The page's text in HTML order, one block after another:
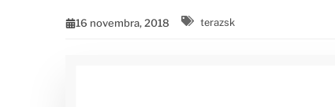
16 novembra, 2018 terazsk